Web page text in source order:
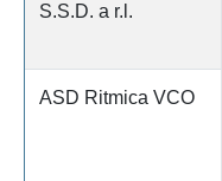
S.S.D. a r.l.
ASD Ritmica VCO